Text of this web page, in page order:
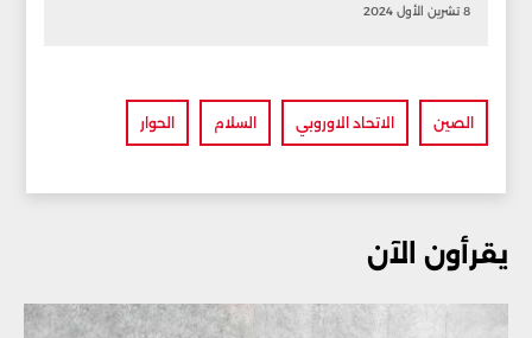
8 تشرين الأول 2024
الصين الاتحاد الاوروبي السلام الحوار
يقرأون الآن